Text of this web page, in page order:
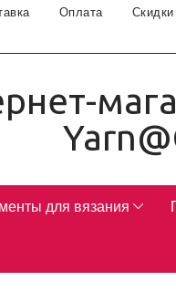
Оплата Скидки
для вязания